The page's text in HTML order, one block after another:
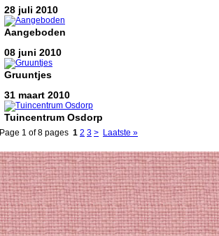
28 juli 2010
Aangeboden
08 juni 2010
Gruuntjes
31 maart 2010
Tuincentrum Osdorp
Page 1 of 8 pages 1 2 3 > Laatste »